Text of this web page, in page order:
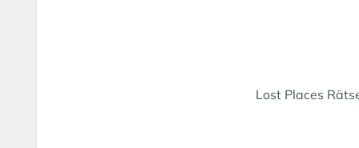
Lost Places